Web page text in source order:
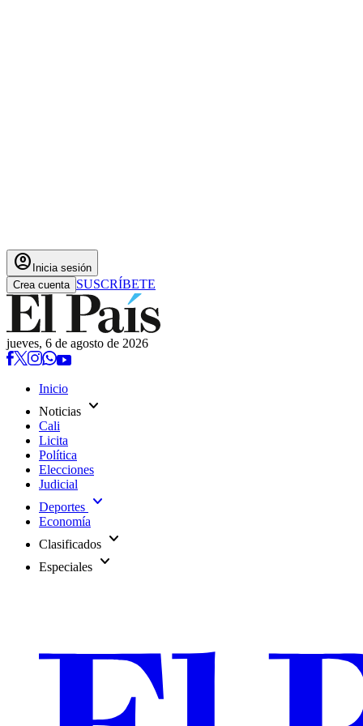
account_circle Inicia sesión
Crea cuenta SUSCRÍBETE
jueves, 6 de agosto de 2026
Inicio
Noticias expand_more
Cali
Licita
Política
Elecciones
Judicial
Deportes expand_more
Economía
Clasificados expand_more
Especiales expand_more